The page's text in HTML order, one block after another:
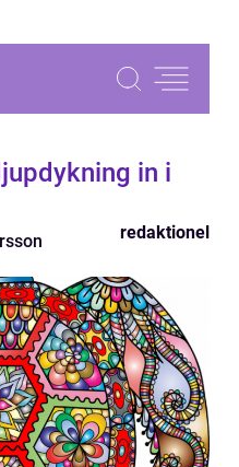
in i
redaktionel